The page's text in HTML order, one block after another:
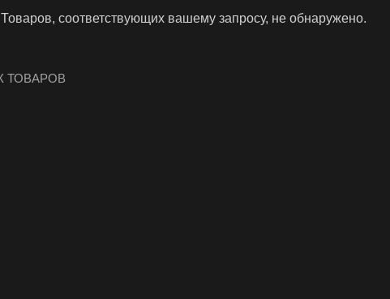
Товаров, соответствующих вашему запросу, не обнаружено.